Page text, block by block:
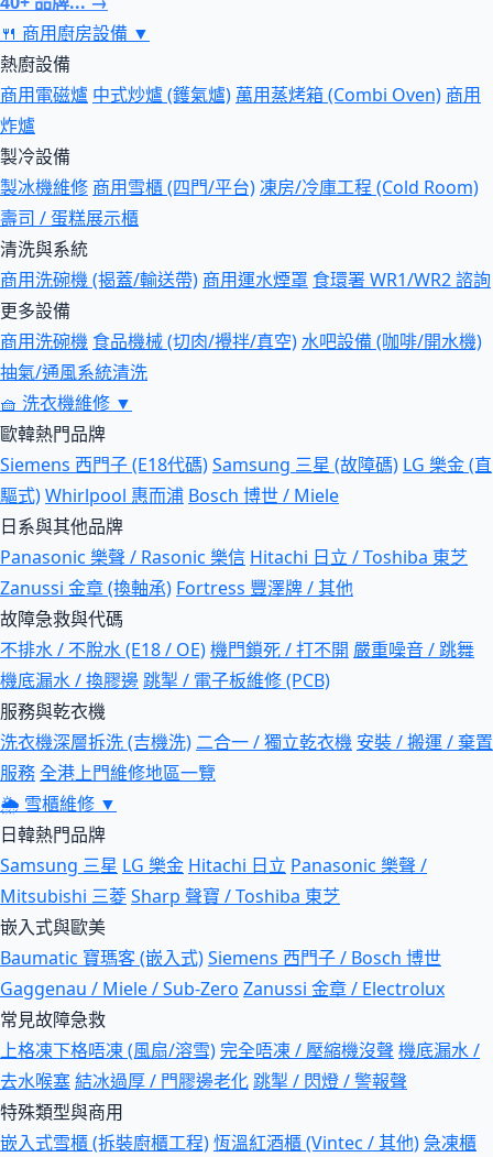
🍴 商用廚房設備 ▼
熱廚設備
商用電磁爐 中式炒爐 (鑊氣爐) 萬用蒸烤箱 (Combi Oven) 商用
炸爐
製冷設備
製冰機維修 商用雪櫃 (四門/平台)凍房/冷庫工程 (Cold Room)
壽司 / 蛋糕展示櫃
清洗與系統
商用洗碗機 (揭蓋/輸送帶) 商用運水煙罩 食環署 WR1/WR2 諮詢
更多設備
商用洗碗機 食品機械 (切肉/攪拌/真空)水吧設備 (咖啡/開水機)
抽氣/通風系統清洗
🧺 洗衣機維修 ▼
歐韓熱門品牌
Siemens 西門子 (E18代碼)Samsung 三星 (故障碼) LG 樂金 (直
驅式)Whirlpool 惠而浦 Bosch 博世 / Miele
日系與其他品牌
Panasonic 樂聲 / Rasonic 樂信 Hitachi 日立 / Toshiba 東芝
Zanussi 金章 (換軸承) Fortress 豐澤牌 / 其他
故障急救與代碼
不排水 / 不脫水 (E18 / OE)機門鎖死 / 打不開 嚴重噪音 / 跳舞
機底漏水 / 換膠邊跳掣 / 電子板維修 (PCB)
服務與乾衣機
洗衣機深層拆洗 (吉機洗) 二合一 / 獨立乾衣機 安裝 / 搬運 / 棄置
服務全港上門維修地區一覽
🌦 雪櫃維修 ▼
日韓熱門品牌
Samsung 三星 LG 樂金 Hitachi 日立 Panasonic 樂聲 /
Mitsubishi 三菱Sharp 聲寶 / Toshiba 東芝
嵌入式與歐美
Baumatic 寶瑪客 (嵌入式)Siemens 西門子 / Bosch 博世
Gaggenau / Miele / Sub-Zero Zanussi 金章 / Electrolux
常見故障急救
上格凍下格唔凍 (風扇/溶雪)完全唔凍 / 壓縮機沒聲 機底漏水 /
去水喉塞結冰過厚 / 門膠邊老化跳掣 / 閃燈 / 警報聲
特殊類型與商用
嵌入式雪櫃 (拆裝廚櫃工程)恆溫紅酒櫃 (Vintec / 其他)急凍櫃